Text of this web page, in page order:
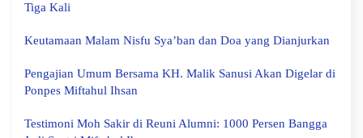
Tiga Kali
Keutamaan Malam Nisfu Sya’ban dan Doa yang Dianjurkan
Pengajian Umum Bersama KH. Malik Sanusi Akan Digelar di
Ponpes Miftahul Ihsan
Testimoni Moh Sakir di Reuni Alumni: 1000 Persen Bangga